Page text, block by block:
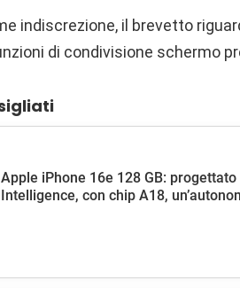
indiscrezione, il brevetto
di condivisione schermo
Apple iPhone 16e 128 GB:
Intelligence, con chip A18,